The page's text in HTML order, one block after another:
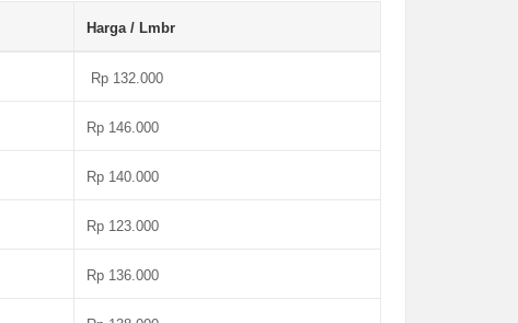
Harga / Lmbr
Rp 132.000
Rp 146.000
Rp 140.000
Rp 123.000
Rp 136.000